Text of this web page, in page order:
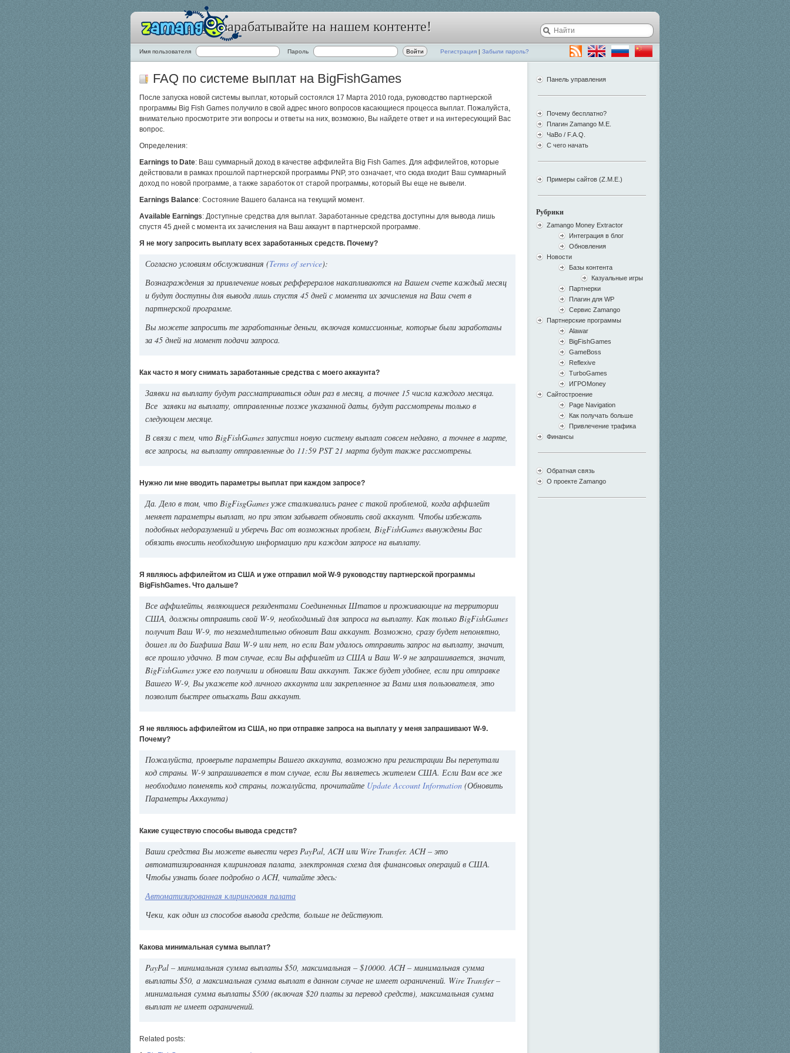
Zamango: зарабатывайте на нашем контенте!
Имя пользователя Пароль Регистрация |Забыли пароль?
FAQ по системе выплат на BigFishGames
После запуска новой системы выплат, который состоялся 17 Марта 2010 года, руководство партнерской
программы Big Fish Games получило в свой адрес много вопросов касающиеся процесса выплат. Пожалуйста,
внимательно просмотрите эти вопросы и ответы на них, возможно, Вы найдете ответ и на интересующий Вас
вопрос.
Определения:
Earnings to Date: Ваш суммарный доход в качестве аффилейта Big Fish Games. Для аффилейтов, которые
действовали в рамках прошлой партнерской программы PNP, это означает, что сюда входит Ваш суммарный
доход по новой программе, а также заработок от старой программы, который Вы еще не вывели.
Earnings Balance: Состояние Вашего баланса на текущий момент.
Available Earnings: Доступные средства для выплат. Заработанные средства доступны для вывода лишь
спустя 45 дней с момента их зачисления на Ваш аккаунт в партнерской программе.
Я не могу запросить выплату всех заработанных средств. Почему?
Согласно условиям обслуживания (Terms of service):
Вознаграждения за привлечение новых рефферералов накапливаются на Вашем счете каждый месяц
и будут доступны для вывода лишь спустя 45 дней с момента их зачисления на Ваш счет в
партнерской программе.
Вы можете запросить те заработанные деньги, включая комиссионные, которые были заработаны
за 45 дней на момент подачи запроса.
Как часто я могу снимать заработанные средства с моего аккаунта?
Заявки на выплату будут рассматриваться один раз в месяц, а точнее 15 числа каждого месяца.
Все заявки на выплату, отправленные позже указанной даты, будут рассмотрены только в
следующем месяце.
В связи с тем, что BigFishGames запустил новую систему выплат совсем недавно, а точнее в марте,
все запросы, на выплату отправленные до 11:59 PST 21 марта будут также рассмотрены.
Нужно ли мне вводить параметры выплат при каждом запросе?
Да. Дело в том, что BigFisgGames уже сталкивались ранее с такой проблемой, когда аффилейт
меняет параметры выплат, но при этом забывает обновить свой аккаунт. Чтобы избежать
подобных недоразумений и уберечь Вас от возможных проблем, BigFishGames вынуждены Вас
обязать вносить необходимую информацию при каждом запросе на выплату.
Я являюсь аффилейтом из США и уже отправил мой W-9 руководству партнерской программы
BigFishGames. Что дальше?
Все аффилейты, являющиеся резидентами Соединенных Штатов и проживающие на территории
США, должны отправить свой W-9, необходимый для запроса на выплату. Как только BigFishGames
получит Ваш W-9, то незамедлительно обновит Ваш аккаунт. Возможно, сразу будет непонятно,
дошел ли до Бигфиша Ваш W-9 или нет, но если Вам удалось отправить запрос на выплату, значит,
все прошло удачно. В том случае, если Вы аффилейт из США и Ваш W-9 не запрашивается, значит,
BigFishGames уже его получили и обновили Ваш аккаунт. Также будет удобнее, если при отправке
Вашего W-9, Вы укажете код личного аккаунта или закрепленное за Вами имя пользователя, это
позволит быстрее отыскать Ваш аккаунт.
Я не являюсь аффилейтом из США, но при отправке запроса на выплату у меня запрашивают W-9.
Почему?
Пожалуйста, проверьте параметры Вашего аккаунта, возможно при регистрации Вы перепутали
код страны. W-9 запрашивается в том случае, если Вы являетесь жителем США. Если Вам все же
необходимо поменять код страны, пожалуйста, прочитайте Update Account Information (Обновить
Параметры Аккаунта)
Какие существую способы вывода средств?
Ваши средства Вы можете вывести через PayPal, ACH или Wire Transfer. ACH – это
автоматизированная клиринговая палата, электронная схема для финансовых операций в США.
Чтобы узнать более подробно о ACH, читайте здесь:
Автоматизированная клиринговая палата
Чеки, как один из способов вывода средств, больше не действуют.
Какова минимальная сумма выплат?
PayPal – минимальная сумма выплаты $50, максимальная – $10000. ACH – минимальная сумма
выплаты $50, а максимальная сумма выплат в данном случае не имеет ограничений. Wire Transfer –
минимальная сумма выплаты $500 (включая $20 платы за перевод средств), максимальная сумма
выплат не имеет ограничений.
Related posts:
Панель управления
Почему бесплатно?
Плагин Zamango M.E.
ЧаВо / F.A.Q.
С чего начать
Примеры сайтов (Z.M.E.)
Рубрики
Zamango Money Extractor
Интеграция в блог
Обновления
Новости
Базы контента
Казуальные игры
Партнерки
Плагин для WP
Сервис Zamango
Партнерские программы
Alawar
BigFishGames
GameBoss
Reflexive
TurboGames
ИГРОMoney
Сайтостроение
Page Navigation
Как получать больше
Привлечение трафика
Финансы
Обратная связь
О проекте Zamango